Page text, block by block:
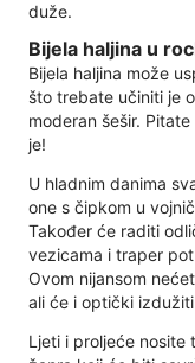
duže.
Bijela haljina u
Bijela haljina može
što trebate učiniti je
moderan šešir.
je!
U hladnim danima
one s čipkom u
Također će raditi
vezicama i traper
Ovom nijansom
ali će i optički
Ljeti i proljeće nosite